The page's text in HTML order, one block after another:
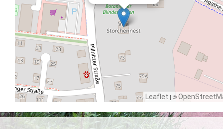
Leaflet | ©